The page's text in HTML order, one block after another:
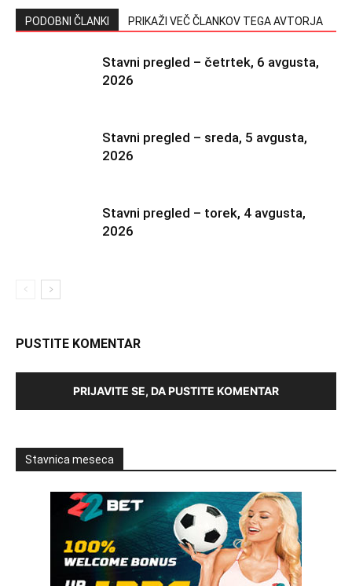
PODOBNI ČLANKI PRIKAŽI VEČ ČLANKOV TEGA AVTORJA
Stavni pregled – četrtek, 6 avgusta,
2026
Stavni pregled – sreda, 5 avgusta,
2026
Stavni pregled – torek, 4 avgusta,
2026
PUSTITE KOMENTAR
PRIJAVITE SE, DA PUSTITE KOMENTAR
Stavnica meseca